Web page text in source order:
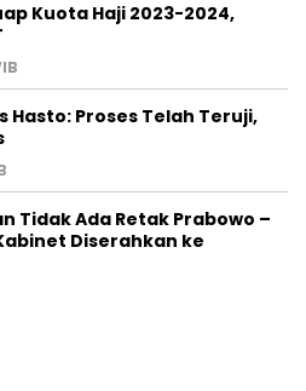
Kuota Haji 2023-2024,
Hasto: Proses Telah Teruji,
Tidak Ada Retak Prabowo –
Diserahkan ke